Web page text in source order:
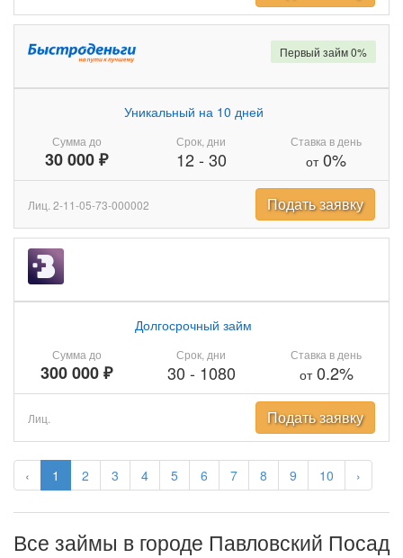
‹ 1 2 3 4 5 6 7 8 9 10 ›
Сумма до
30 000 ₽
Уникальный на 10 дней
Срок, дни
12- 30
Ставка в день
от0%
Первый займ 0%
Лиц. 2-11-05-73-000002 Подать заявку
Сумма до
300 000 ₽
Долгосрочный займ
Срок, дни
30 - 1080
Ставка в день
от0.2%
Лиц. Подать заявку
Все займы в городе Павловский Посад